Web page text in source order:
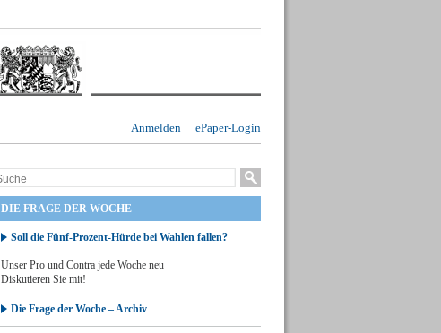
ePaper-Login
Anmelden
DIE FRAGE DER WOCHE
Soll die Fünf-Prozent-Hürde bei Wahlen fallen?
Unser Pro und Contra jede Woche neu
Diskutieren Sie mit!
Die Frage der Woche – Archiv